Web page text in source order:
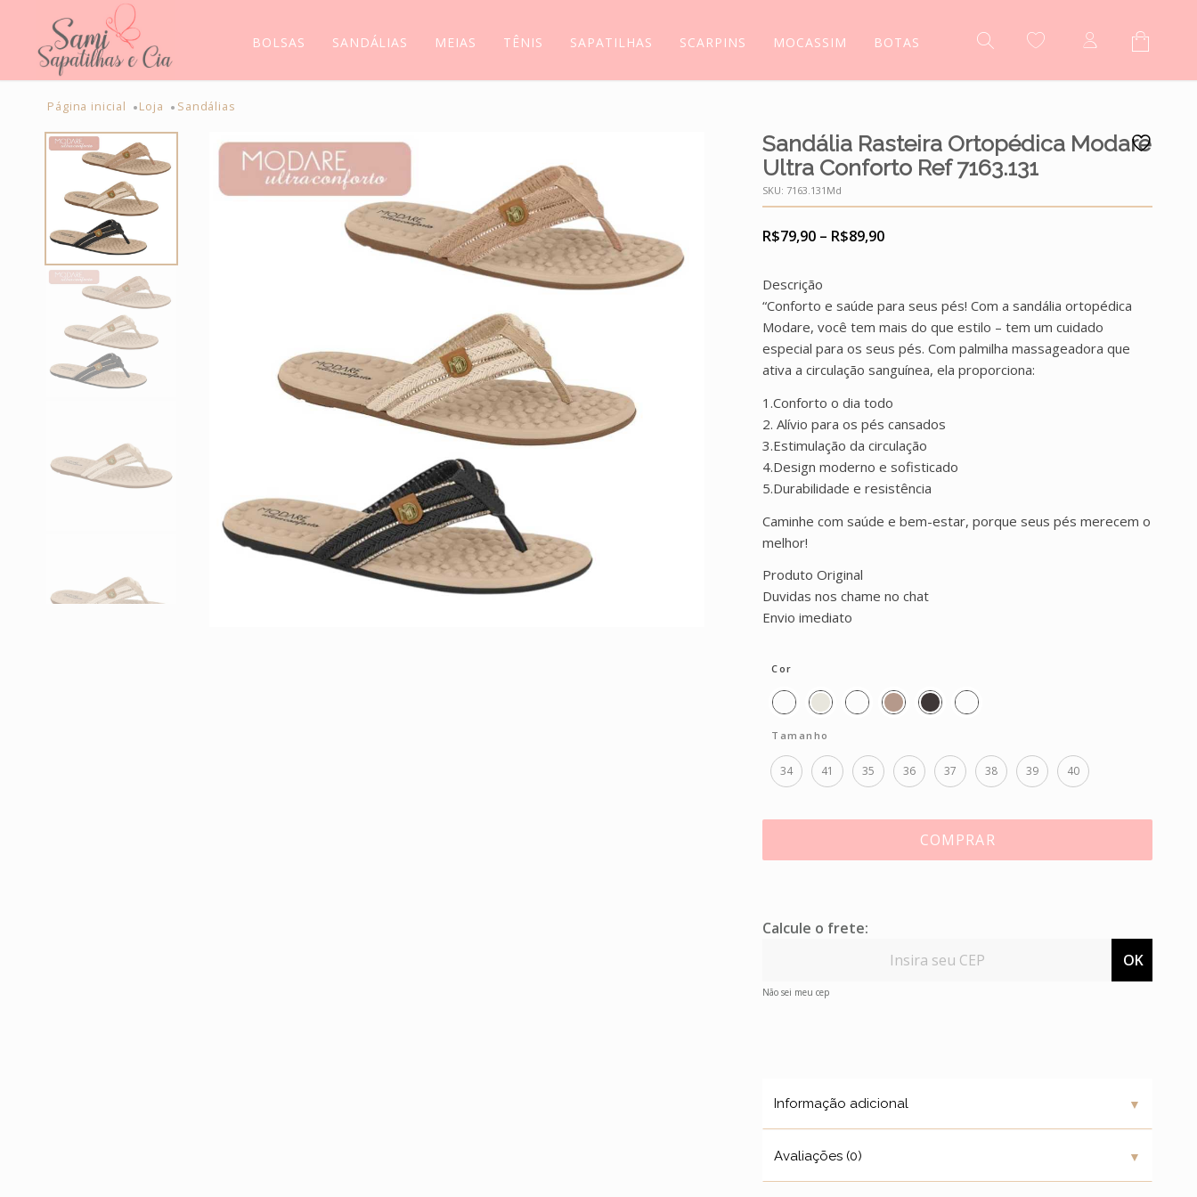
BOLSAS SANDÁLIAS MEIAS TÊNIS SAPATILHAS SCARPINS MOCASSIM BOTAS
Página inicial Loja Sandálias
Sandália Rasteira Ortopédica Modare
Ultra Conforto Ref 7163.131
SKU: 7163.131Md
R$79,90 – R$89,90Price
through
R$89,90
Descrição
“Conforto e saúde para seus pés! Com a sandália ortopédica
Modare, você tem mais do que estilo – tem um cuidado
especial para os seus pés. Com palmilha massageadora que
ativa a circulação sanguínea, ela proporciona:
1.Conforto o dia todo
2. Alívio para os pés cansados
3.Estimulação da circulação
4.Design moderno e sofisticado
5.Durabilidade e resistência
Caminhe com saúde e bem-estar, porque seus pés merecem o
melhor!
Produto Original
Duvidas nos chame no chat
Envio imediato
Cor
Tamanho
34 41 35 36 37 38 39 40
COMPRAR
Calcule o frete:
OK
Não sei meu cep
Informação adicional ▼
Avaliações (0) ▼